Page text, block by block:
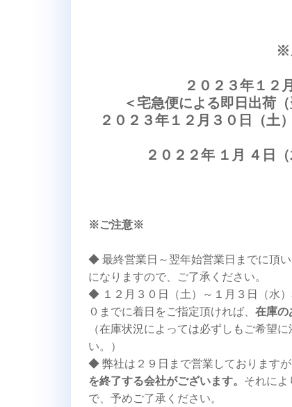
※
２０２３年１２
＜宅急便による即日出荷
２０２３年１２月３０日（土
２０２２年 １月 ４日
※ご注意※
◆ 最終営業日～翌年始営業日までに頂
になりますので、ご了承ください。
◆ １２月３０日（土）～１月３日（水
０までに着日をご指定頂ければ、 在庫の
（在庫状況によっては必ずしもご希望
い。）
◆ 弊社は２９日まで営業しておりますが
を終了する会社がございます。 それに
で、予めご了承ください。